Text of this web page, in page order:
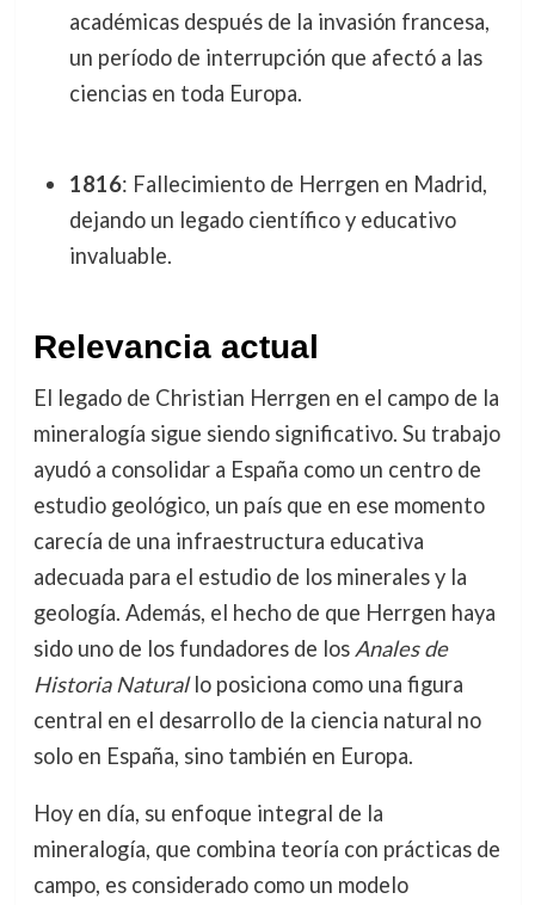
académicas después de la invasión francesa,
un período de interrupción que afectó a las
ciencias en toda Europa.
1816: Fallecimiento de Herrgen en Madrid,
dejando un legado científico y educativo
invaluable.
Relevancia actual
El legado de Christian Herrgen en el campo de la
mineralogía sigue siendo significativo. Su trabajo
ayudó a consolidar a España como un centro de
estudio geológico, un país que en ese momento
carecía de una infraestructura educativa
adecuada para el estudio de los minerales y la
geología. Además, el hecho de que Herrgen haya
sido uno de los fundadores de los Anales de
Historia Naturallo posiciona como una figura
central en el desarrollo de la ciencia natural no
solo en España, sino también en Europa.
Hoy en día, su enfoque integral de la
mineralogía, que combina teoría con prácticas de
campo, es considerado como un modelo